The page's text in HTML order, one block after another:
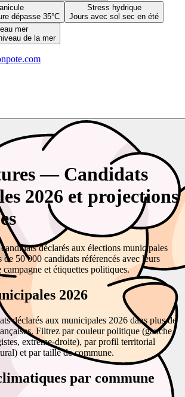
dépasse 35°C
Stress hydrique
Jours avec sol sec en été
mer
de la mer
— Candidats
2026 et projections
déclarés aux élections municipales
de 50 000 candidats référencés avec leurs
campagne et étiquettes politiques.
2026
déclarés aux municipales 2026 dans plus de
Filtrez par couleur politique (gauche,
extrême-droite), par profil territorial
et par taille de commune.
par commune